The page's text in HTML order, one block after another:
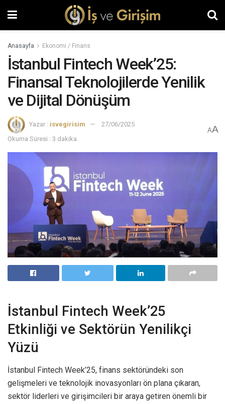
Anasayfa Ekonomi / Finans
İstanbul Fintech Week’25:
Finansal Teknolojilerde Yenilik
ve Dijital Dönüşüm
Yazar : isvegirisim
27/06/2025
Okuma Süresi : 3 dakika
AA
İstanbul Fintech Week’25
Etkinliği ve Sektörün Yenilikçi
Yüzü
İstanbul Fintech Week’25, finans sektöründeki son
gelişmeleri ve teknolojik inovasyonları ön plana çıkaran,
sektör liderleri ve girişimcileri bir araya getiren önemli bir